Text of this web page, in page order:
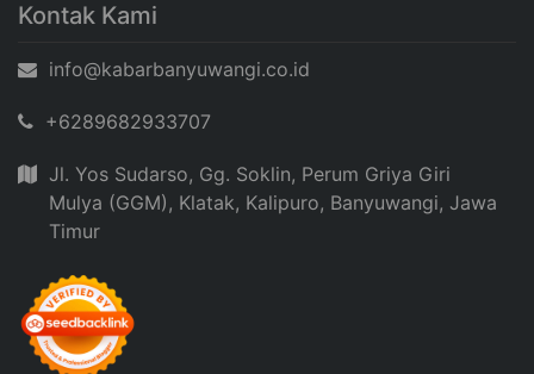
Kontak Kami
info@kabarbanyuwangi.co.id
+6289682933707
Jl. Yos Sudarso, Gg. Soklin, Perum Griya Giri
Mulya (GGM), Klatak, Kalipuro, Banyuwangi, Jawa
Timur